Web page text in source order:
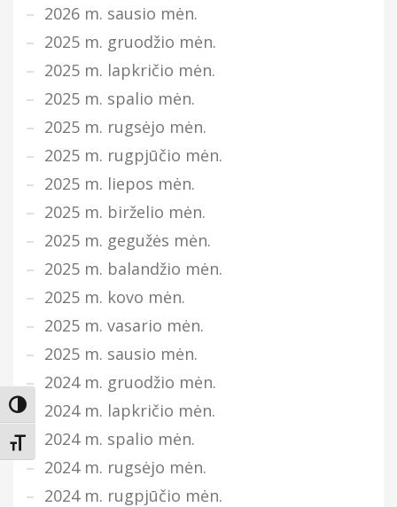
Įjungti didesnį kontrastą
Keisti teksto dydį
2026 m. sausio mėn.
2025 m. gruodžio mėn.
2025 m. lapkričio mėn.
2025 m. spalio mėn.
2025 m. rugsėjo mėn.
2025 m. rugpjūčio mėn.
2025 m. liepos mėn.
2025 m. birželio mėn.
2025 m. gegužės mėn.
2025 m. balandžio mėn.
2025 m. kovo mėn.
2025 m. vasario mėn.
2025 m. sausio mėn.
2024 m. gruodžio mėn.
2024 m. lapkričio mėn.
2024 m. spalio mėn.
2024 m. rugsėjo mėn.
2024 m. rugpjūčio mėn.